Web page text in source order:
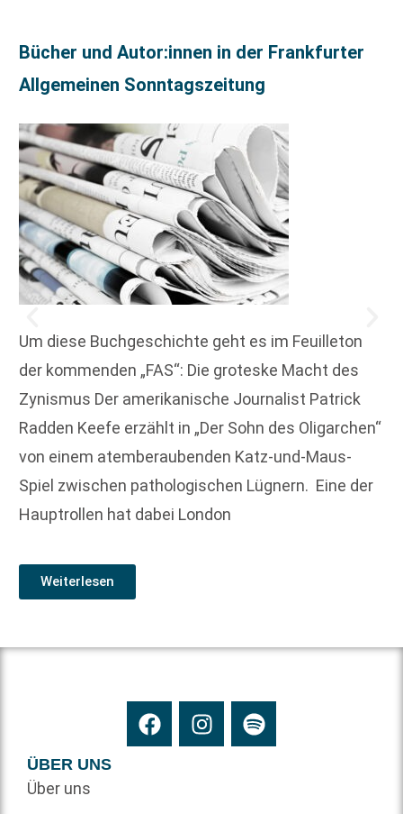
Bücher und Autor:innen in der Frankfurter
Allgemeinen Sonntagszeitung
Um diese Buchgeschichte geht es im Feuilleton
der kommenden „FAS“: Die groteske Macht des
Zynismus Der amerikanische Journalist Patrick
Radden Keefe erzählt in „Der Sohn des Oligarchen“
von einem atemberaubenden Katz-und-Maus-
Spiel ­zwischen pathologischen Lügnern. Eine der
Hauptrollen hat dabei London
Weiterlesen
ÜBER UNS
Über uns